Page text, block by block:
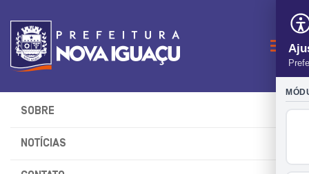
SOBRE
NOTÍCIAS